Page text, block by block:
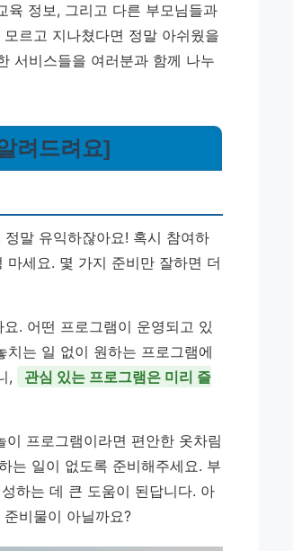
육 정보, 그리고 다른 부모님들과
르고 지나쳤다면 정말 아쉬웠을
서비스들을 여러분과 함께 나누
려드려요]
말 유익하잖아요! 혹시 참여하
세요. 몇 가지 준비만 잘하면 더
. 어떤 프로그램이 운영되고 있
는 일 없이 원하는 프로그램에
,
관심 있는 프로그램은 미리 즐
프로그램이라면 편안한 옷차림
는 일이 없도록 준비해주세요. 부
하는 데 큰 도움이 된답니다. 아
비물이 아닐까요?